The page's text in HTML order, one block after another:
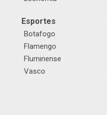
Esportes
Botafogo
Flamengo
Fluminense
Vasco